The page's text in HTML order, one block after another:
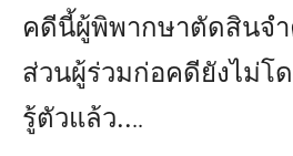
คดีนี้ผู้พิพากษาตัดสินจ
ส่วนผู้ร่วมก่อคดียังไม่โ
รู้ตัวแล้ว....